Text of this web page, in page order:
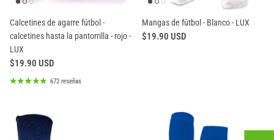
Calcetines de agarre fútbol -
calcetines hasta la pantorrilla - rojo -
LUX
$19.90 USD
672 reseñas
Mangas de fútbol - Blanco - LUX
$19.90 USD